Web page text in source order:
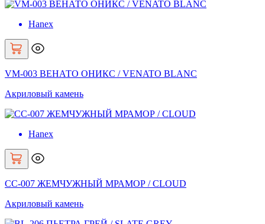
Hanex
VM-003 ВЕНАТО ОНИКС / VENATO BLANC
Акриловый камень
Hanex
CC-007 ЖЕМЧУЖНЫЙ МРАМОР / CLOUD
Акриловый камень